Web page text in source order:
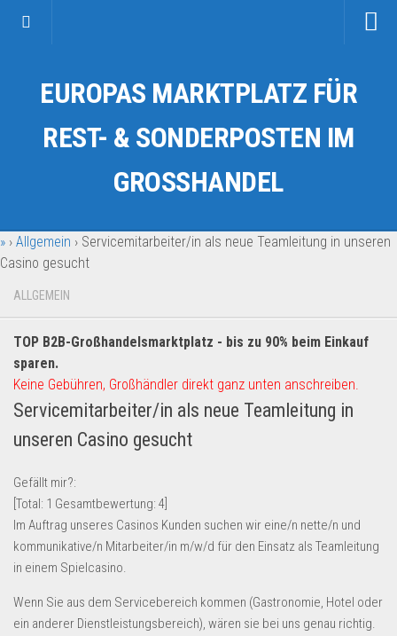
Kategorien
Auto & Motorrad
Fahrzeuge & Transport
Garten & Werkzeug
Geschäft, Büro & Schreibwaren
Geschenkartikel
Handy und Smartphone
Kosmetik & Pflege
Lebensmittel & Getränke
Multimedia & Elektro
Münzen
Spielzeug & Games
Schuhe & Accessoires
Sport & Freizeit
Uhren & Schmuck
Wohnen & Einrichten
EUROPAS MARKTPLATZ FÜR
REST- & SONDERPOSTEN IM
GROSSHANDEL
» › Allgemein › Servicemitarbeiter/in als neue Teamleitung in unseren
Casino gesucht
ALLGEMEIN
TOP B2B-Großhandelsmarktplatz - bis zu 90% beim Einkauf
sparen.
Keine Gebühren, Großhändler direkt ganz unten anschreiben.
Servicemitarbeiter/in als neue Teamleitung in
unseren Casino gesucht
Gefällt mir?:
[Total: 1 Gesamtbewertung: 4
Im Auftrag unseres Casinos Kunden suchen wir eine/n nette/n und
kommunikative/n Mitarbeiter/in m/w/d für den Einsatz als Teamleitung
in einem Spielcasino.
Wenn Sie aus dem Servicebereich kommen (Gastronomie, Hotel oder
ein anderer Dienstleistungsbereich), wären sie bei uns genau richtig.